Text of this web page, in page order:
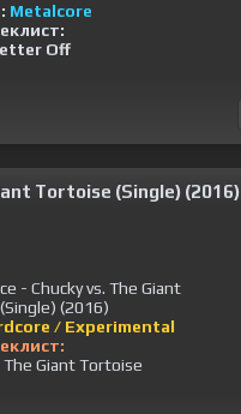
Metalcore
Off
Tortoise (Single) (2016)
/ Experimental
The Giant Tortoise